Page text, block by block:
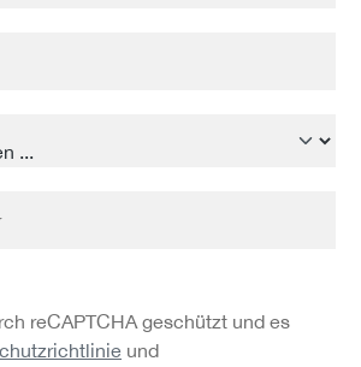
reCAPTCHA geschützt und es
und